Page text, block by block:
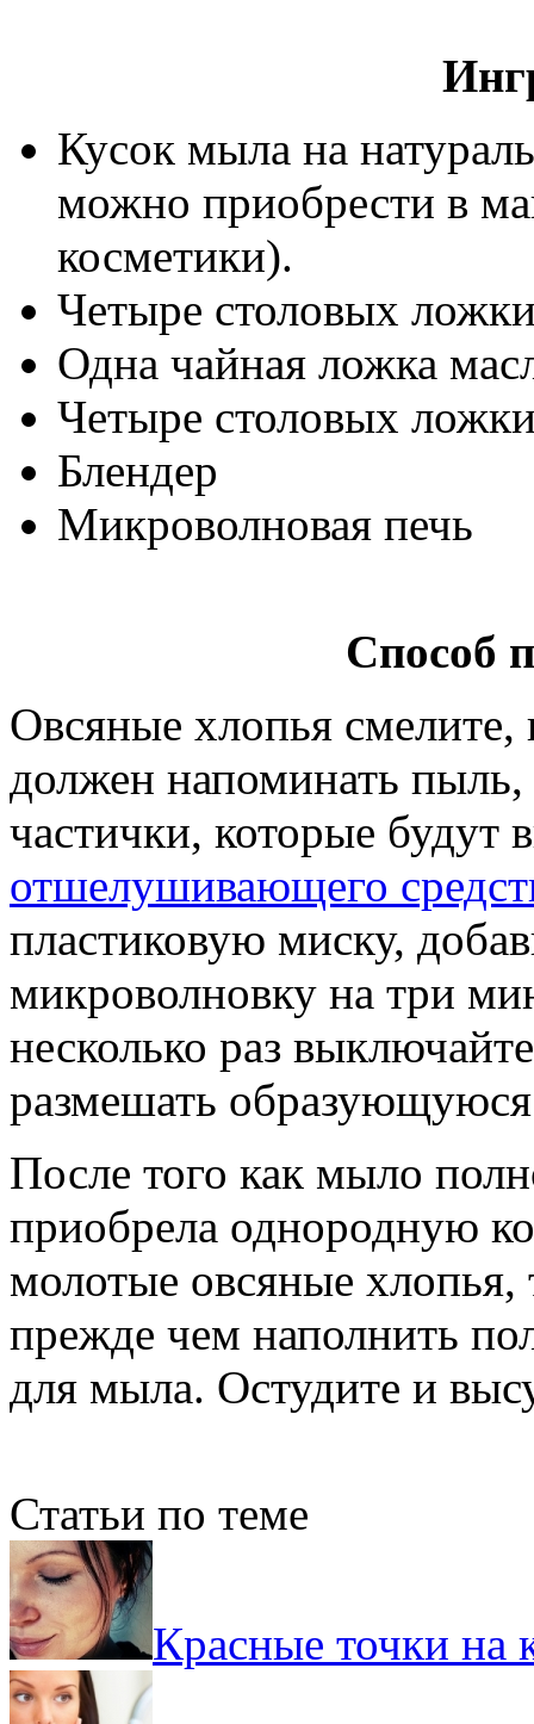
Кусок мыла на
можно приобрести в
косметики).
Четыре столовых
Одна чайная ложка
Четыре столовых
Блендер
Микроволновая печь
Способ
Овсяные хлопья
должен напоминать пыль,
частички, которые будут
отшелушивающего
пластиковую миску,
микроволновку на три
несколько раз
размешать образующуюся
После того как мыло
приобрела однородную
молотые овсяные хлопья,
прежде чем наполнить
для мыла. Остудите и
Статьи по теме
Красные точки на